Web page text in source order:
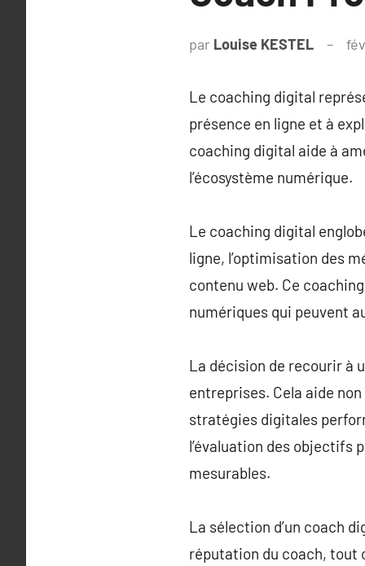
par Louise KESTEL
Le coaching digital
présence en ligne et à
coaching digital aide à
l’écosystème numérique.
Le coaching digital
ligne, l’optimisation des
contenu web. Ce
numériques qui peuvent
La décision de recourir à
entreprises. Cela aide
stratégies digitales
l’évaluation des objectifs
mesurables.
La sélection d’un coach
réputation du coach, tout